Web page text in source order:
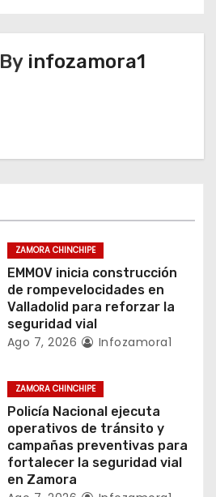
By infozamora1
ZAMORA CHINCHIPE
EMMOV inicia construcción
de rompevelocidades en
Valladolid para reforzar la
seguridad vial
Ago 7, 2026 Infozamora1
ZAMORA CHINCHIPE
Policía Nacional ejecuta
operativos de tránsito y
campañas preventivas para
fortalecer la seguridad vial
en Zamora